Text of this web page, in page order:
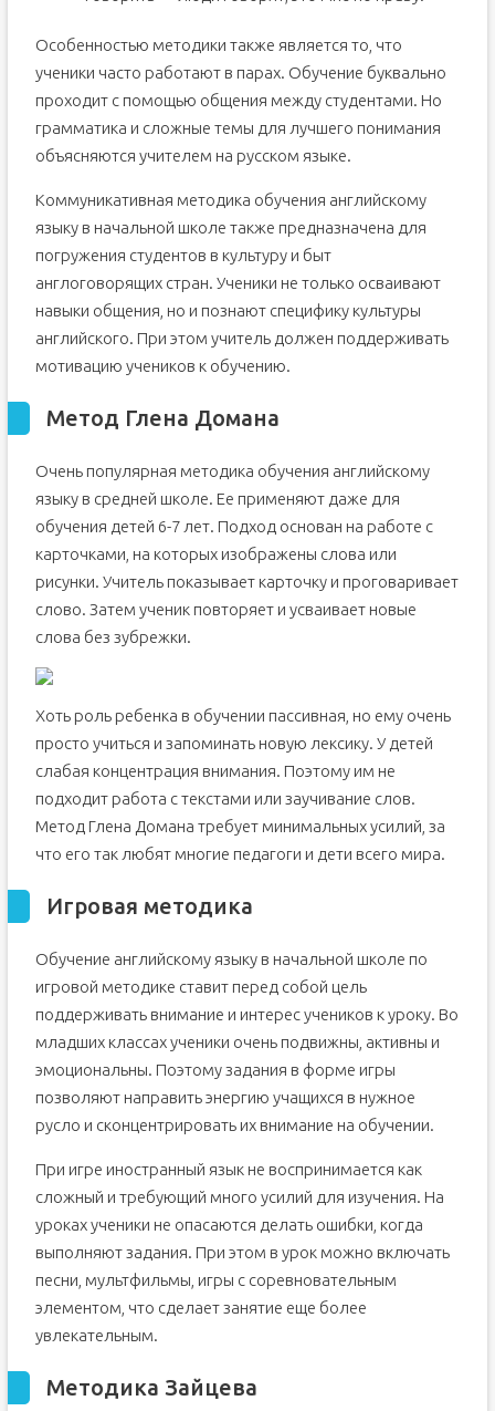
Особенностью методики также является то, что
ученики часто работают в парах. Обучение буквально
проходит с помощью общения между студентами. Но
грамматика и сложные темы для лучшего понимания
объясняются учителем на русском языке.
Коммуникативная методика обучения английскому
языку в начальной школе также предназначена для
погружения студентов в культуру и быт
англоговорящих стран. Ученики не только осваивают
навыки общения, но и познают специфику культуры
английского. При этом учитель должен поддерживать
мотивацию учеников к обучению.
Метод Глена Домана
Очень популярная методика обучения английскому
языку в средней школе. Ее применяют даже для
обучения детей 6-7 лет. Подход основан на работе с
карточками, на которых изображены слова или
рисунки. Учитель показывает карточку и проговаривает
слово. Затем ученик повторяет и усваивает новые
слова без зубрежки.
Хоть роль ребенка в обучении пассивная, но ему очень
просто учиться и запоминать новую лексику. У детей
слабая концентрация внимания. Поэтому им не
подходит работа с текстами или заучивание слов.
Метод Глена Домана требует минимальных усилий, за
что его так любят многие педагоги и дети всего мира.
Игровая методика
Обучение английскому языку в начальной школе по
игровой методике ставит перед собой цель
поддерживать внимание и интерес учеников к уроку. Во
младших классах ученики очень подвижны, активны и
эмоциональны. Поэтому задания в форме игры
позволяют направить энергию учащихся в нужное
русло и сконцентрировать их внимание на обучении.
При игре иностранный язык не воспринимается как
сложный и требующий много усилий для изучения. На
уроках ученики не опасаются делать ошибки, когда
выполняют задания. При этом в урок можно включать
песни, мультфильмы, игры с соревновательным
элементом, что сделает занятие еще более
увлекательным.
Методика Зайцева